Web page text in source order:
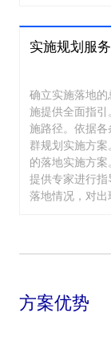
实施规划服务
确立实施落地
施提供全面指
施路径。依据各
群规划实施方
的落地实施方
提供专家进行
落地情况，对出
方案优势